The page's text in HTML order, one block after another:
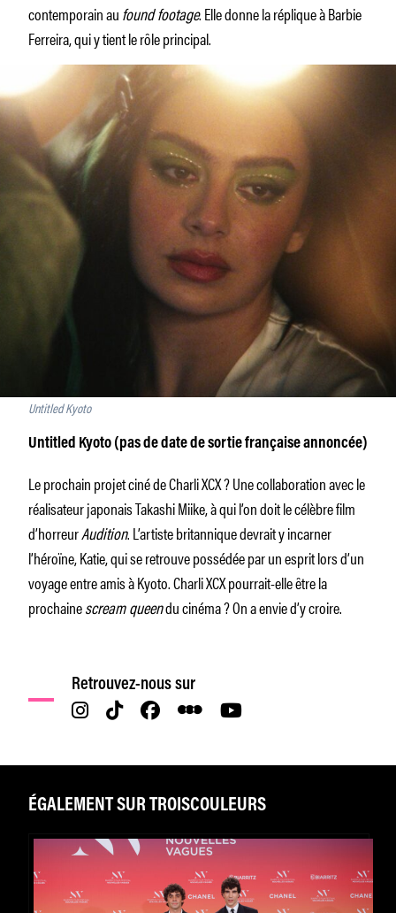
contemporain aufound footage. Elle donne la réplique à Barbie
Ferreira, qui y tient le rôle principal.
Untitled Kyoto
Untitled Kyoto (pas de date de sortie française annoncée)
Le prochain projet ciné de Charli XCX ? Une collaboration avec le
réalisateur japonais Takashi Miike, à qui l’on doit le célèbre film
d’horreurAudition. L’artiste britannique devrait y incarner
l’héroïne, Katie, qui se retrouve possédée par un esprit lors d’un
voyage entre amis à Kyoto. Charli XCX pourrait-elle être la
prochainescream queendu cinéma ? On a envie d’y croire.
Retrouvez-nous sur
ÉGALEMENT SUR TROISCOULEURS